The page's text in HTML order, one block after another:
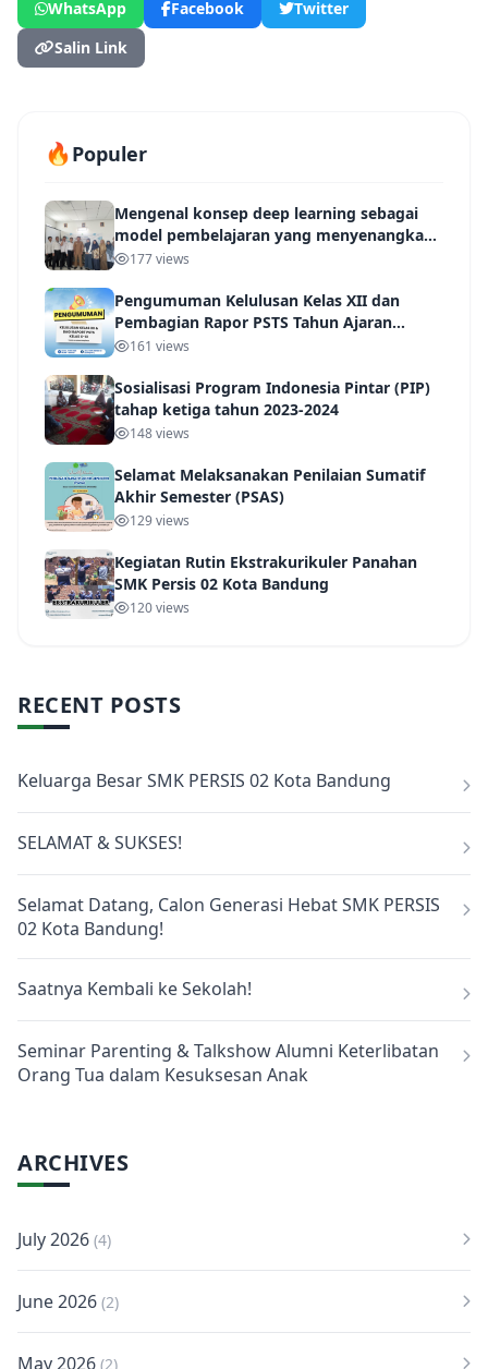
WhatsApp Facebook
Twitter
Salin Link
🔥Populer
Mengenal konsep deep learning sebagai
model pembelajaran yang menyenangkan
IHT177 views
Pengumuman Kelulusan Kelas XII dan
Pembagian Rapor PSTS Tahun Ajaran
2025/2026
161 views
Sosialisasi Program Indonesia Pintar (PIP)
tahap ketiga tahun 2023-2024
148 views
Selamat Melaksanakan Penilaian Sumatif
Akhir Semester (PSAS)
129 views
Kegiatan Rutin Ekstrakurikuler Panahan
SMK Persis 02 Kota Bandung
120 views
RECENT POSTS
Keluarga Besar SMK PERSIS 02 Kota Bandung
SELAMAT & SUKSES!
Selamat Datang, Calon Generasi Hebat SMK PERSIS
02 Kota Bandung!
Saatnya Kembali ke Sekolah!
Seminar Parenting & Talkshow Alumni Keterlibatan
Orang Tua dalam Kesuksesan Anak
ARCHIVES
July 2026 (4)
June 2026 (2)
May 2026 (2)